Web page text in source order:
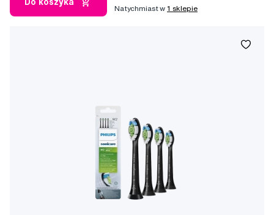
Do koszyka
Natychmiast w1 sklepie